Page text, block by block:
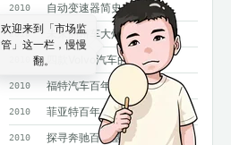
2010 自动变速器简史
2010 未来的轿车大灯
四款Volvo汽车的诞生
2010 福特汽车百年大事记
2010 菲亚特百年史
2010 探寻奔驰百年基因--斯图加特奔驰总部采访手记
欢迎来到「市场监
管」这一栏，慢慢
翻。